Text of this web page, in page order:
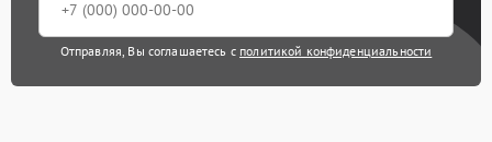
Отправляя, Вы соглашаетесь с политикой конфиденциальности